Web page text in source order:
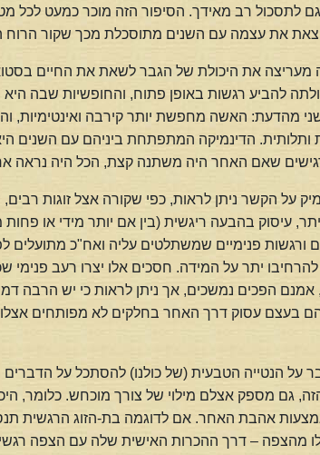
לתסכול רב מאידך. הסיפור הזה מוכר כמעט לכל
את עצמה עם השנים מתוסכלת מכך שקור הרוח
את היכולת של הגבר לשאת את החיים
להביע רגשות באופן פתוח, והחופשיות שבה
מהדעת: האשה מחפשת יותר קירבה ואינטימיות,
הדינמיקה המתפתחת ביניהם עם השנים
שאם האחר היה משתנה קצת, הכל היה נראה
על הקשר ניתן לראות, כפי שקורה אצל זוגות
עיסוק בהבעה ריגשית (בין אם יותר מידי או
ורגשות פנימיים שמשתלטים עליה ואח"כ מתועלים
יתר על המידה. חסכים אלו יצרו רעב
אמנם הפכים נמשכים, אך ניתן לראות כי יש
בעצם עסוק דרך האחר בחלקים לא מפותחים
על הנטייה הטבעית (של כולנו) להסתכל על
הזה, גם מספק אצלם מילוי של צורך מוכחש.
אהבת האחר. אם לדוגמה בת-הזוג הרגשית
מהצפה – דרך ההכרות האישית שלה עם הצפה